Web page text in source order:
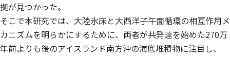
拠が見つかった。
そこで本研究では、大陸氷床と大西洋子午面循環の相互作用メ
カニズムを明らかにするために、両者が共発達を始めた270万
年前よりも後のアイスランド南方沖の海底堆積物に注目し、